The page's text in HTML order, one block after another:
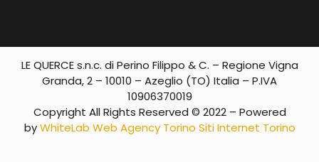
LE QUERCE s.n.c. di Perino Filippo & C. – Regione Vigna
Granda, 2 – 10010 – Azeglio (TO) Italia – P.IVA
10906370019
Copyright All Rights Reserved © 2022 – Powered
byWhiteLab Web Agency Torino Siti Internet Torino